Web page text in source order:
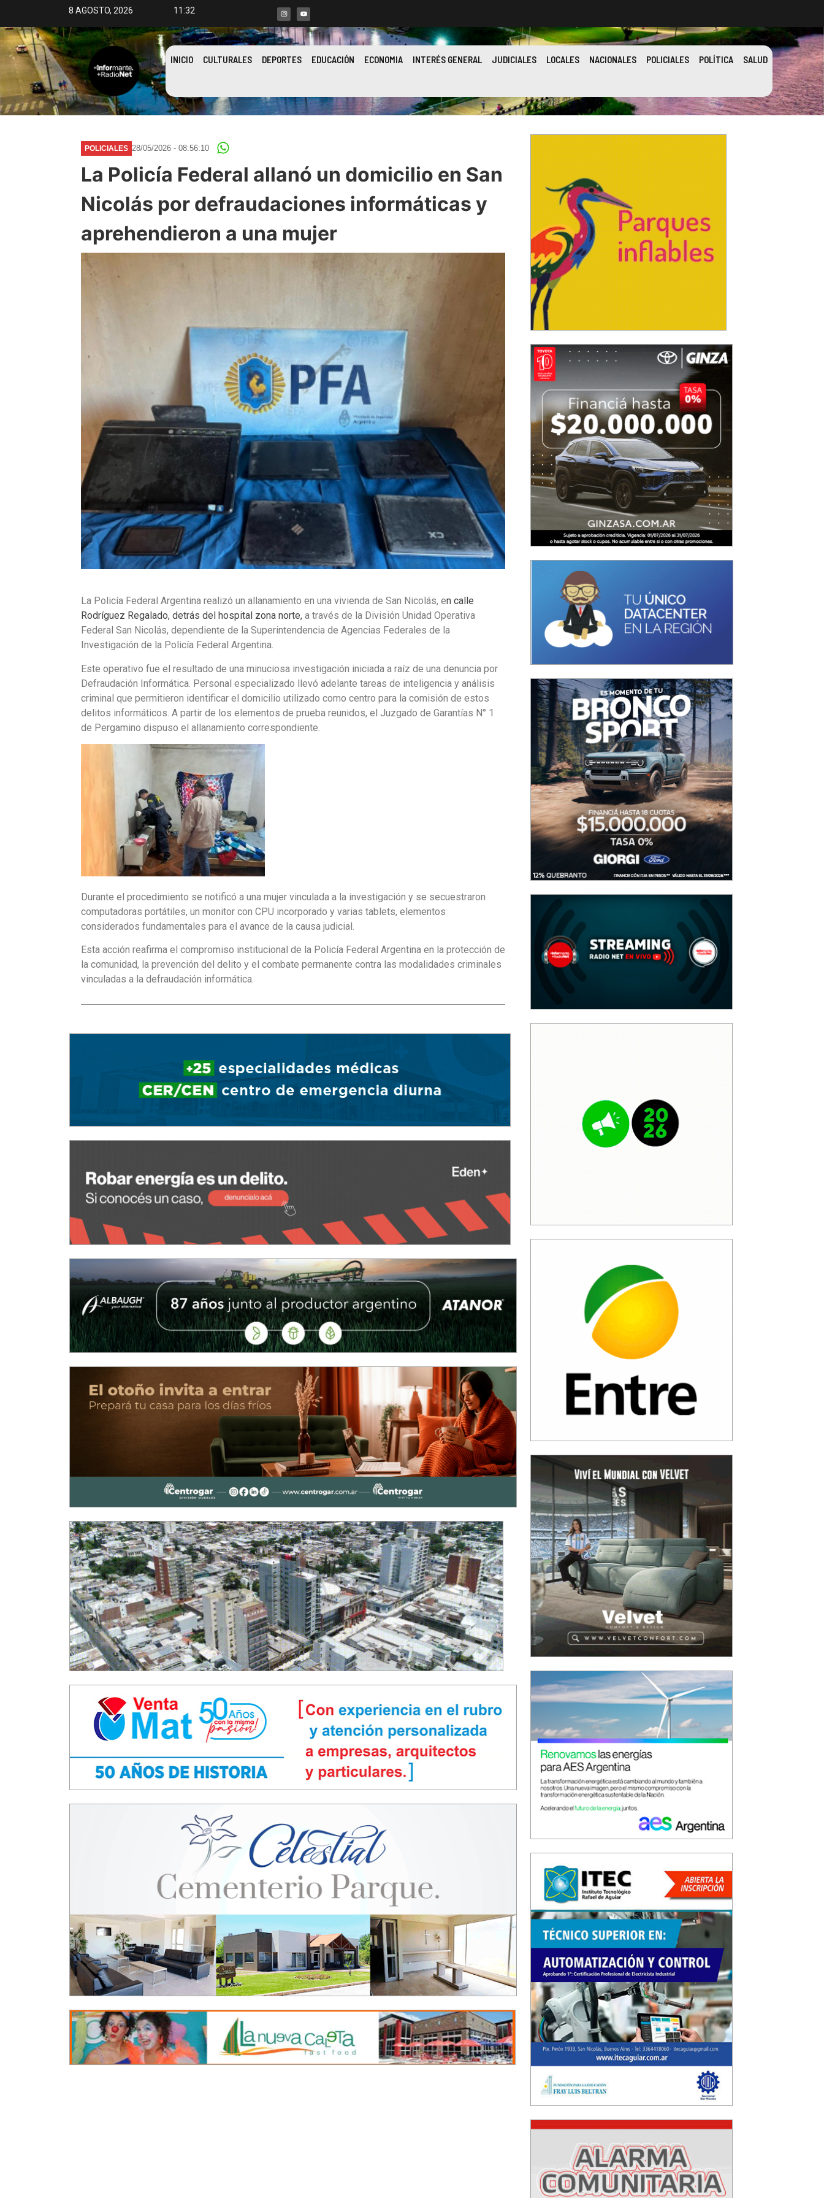
8 AGOSTO, 2026 11:32
INICIO CULTURALES DEPORTES EDUCACIÓN ECONOMIA INTERÉS GENERAL JUDICIALES LOCALES NACIONALES POLICIALES POLÍTICA SALUD
POLICIALES 28/05/2026 - 08:56:10
La Policía Federal allanó un domicilio en San
Nicolás por defraudaciones informáticas y
aprehendieron a una mujer
La Policía Federal Argentina realizó un allanamiento en una vivienda de San Nicolás, en calle
Rodríguez Regalado, detrás del hospital zona norte, a través de la División Unidad Operativa
Federal San Nicolás, dependiente de la Superintendencia de Agencias Federales de la
Investigación de la Policía Federal Argentina.
Este operativo fue el resultado de una minuciosa investigación iniciada a raíz de una denuncia por
Defraudación Informática. Personal especializado llevó adelante tareas de inteligencia y análisis
criminal que permitieron identificar el domicilio utilizado como centro para la comisión de estos
delitos informáticos. A partir de los elementos de prueba reunidos, el Juzgado de Garantías N° 1
de Pergamino dispuso el allanamiento correspondiente.
Durante el procedimiento se notificó a una mujer vinculada a la investigación y se secuestraron
computadoras portátiles, un monitor con CPU incorporado y varias tablets, elementos
considerados fundamentales para el avance de la causa judicial.
Esta acción reafirma el compromiso institucional de la Policía Federal Argentina en la protección de
la comunidad, la prevención del delito y el combate permanente contra las modalidades criminales
vinculadas a la defraudación informática.